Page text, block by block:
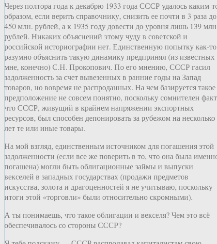
Через полтора года к декабрю 1933 года СССР удалось каким-
образом, если верить справочнику, снизить ее почти в 3 раза до
450 млн. рублей, а к 1935 году довести до уровня лишь 139
рублей. Никаких объяснений этому чуду в советской и
российской историографии нет. Единственную попытку как-то
разумно объяснить такую динамику предпринял (из известных
мне, конечно) С.Н. Прокопович. По его мнению, СССР гасил
задолженность за счет вывезенных в ранние годы на Запад
товаров, но вовремя не распроданных. На чем базируется такое
предположение не совсем понятно, поскольку сомнителен
что СССР, живущий в крайнем напряжении экспортных
ресурсов, был способен депонировать за рубежом на несколько
лет те или иные товары.
На мой взгляд, единственным источником для погашения этой
задолженности (если все же поверить в то, что она была
погашена) могли быть облигационные займы и выпуски
векселей в западных государствах (продажи предметов
искусства, золота и драгоценностей я не учитываю, поскольку
итоги этой «торговли» были относительно скромными).
А ты понимаешь, что такое облигации и векселя? Чем это всё
обеспечивалось со стороны СССР?